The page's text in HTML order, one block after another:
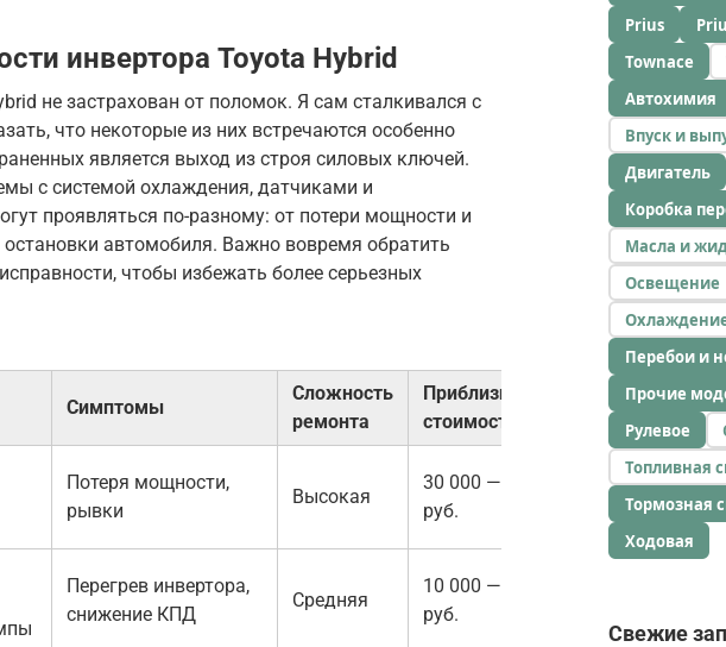
инвертора Toyota Hybrid
не застрахован от поломок. Я сам сталкивался с
что некоторые из них встречаются особенно
является выход из строя силовых ключей.
с системой охлаждения, датчиками и
проявляться по-разному: от потери мощности и
автомобиля. Важно вовремя обратить
чтобы избежать более серьезных
Симптомы
Сложность
ремонта
Приблизительная
стоимость
Потеря мощности,
рывки
Высокая
30 000 — 80 000
руб.
Перегрев инвертора,
снижение КПД
Средняя
10 000 — 30 000
руб.
Prius
Townace
Автохимия
Впуск и
Двигатель
Коробка
Масла и
Освещение
Перебои и
Прочие
Рулевое
Топливная
Тормозная
Ходовая
Свежие